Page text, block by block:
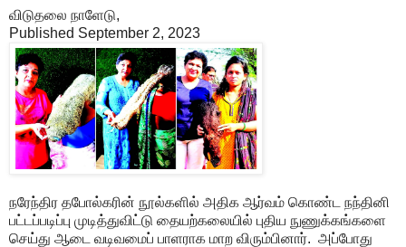
விடுதலை நாளேடு,
Published September 2, 2023
நரேந்திர தபோல்கரின் நூல்களில் அதிக ஆர்வம் கொண்ட நந்தினி
பட்டப்படிப்பு முடித்துவிட்டு தையற்கலையில் புதிய நுணுக்கங்களை
செய்து ஆடை வடிவமைப் பாளராக மாற விரும்பினார். அப்போது